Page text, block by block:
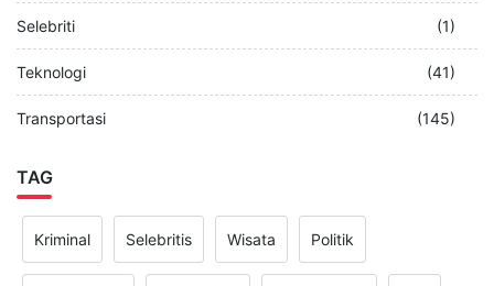
Selebriti (1)
Teknologi (41)
Transportasi (145)
TAG
Kriminal Selebritis Wisata Politik